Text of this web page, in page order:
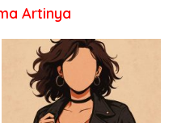
Artinya